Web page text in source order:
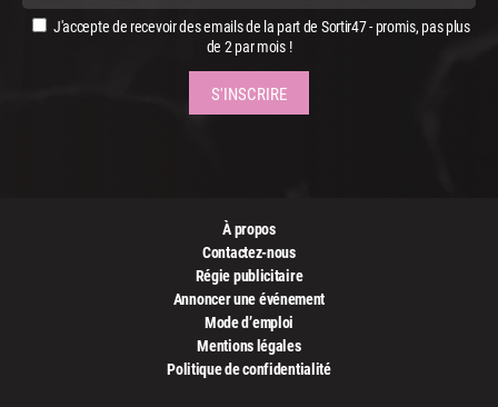
J'accepte de recevoir des emails de la part de Sortir47 - promis, pas plus
de 2 par mois !
À propos
Contactez-nous
Régie publicitaire
Annoncer une événement
Mode d’emploi
Mentions légales
Politique de confidentialité